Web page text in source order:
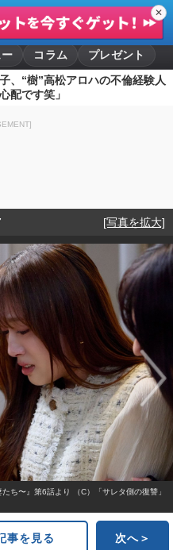
✕
コラム
プレゼント
、“樹”高松アロハの不倫経験人
配です笑」
[写真を拡大]
ち〜』第6話より （C）「サレタ側の復讐」
事を見る 次へ＞